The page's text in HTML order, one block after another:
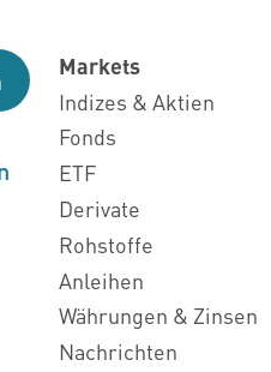
Markets
Indizes & Aktien
Fonds
ETF
Derivate
Rohstoffe
Anleihen
Währungen & Zinsen
Nachrichten